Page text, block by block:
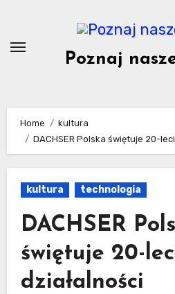
content
Poznaj
Home
kultura
DACHSER Polska świętuje 20-
kultura technologia
DACHSER
świętuje 20-
działalności